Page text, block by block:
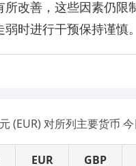
所改善，这些因素仍
时进行干预保持谨慎。
(EUR) 对所列主要货币
EUR GBP